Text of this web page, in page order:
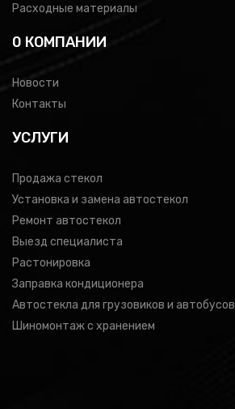
Расходные материалы
0 КОМПАНИИ
Новости
Контакты
УСЛУГИ
Продажа стекол
Установка и замена автостекол
Ремонт автостекол
Выезд специалиста
Растонировка
Заправка кондиционера
Автостекла для грузовиков и автобусов
Шиномонтаж с хранением